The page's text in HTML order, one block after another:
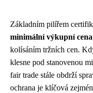
Základním pilířem
minimální výkupní cena
kolísáním tržních cen.
klesne pod stanovenou
fair trade stále obdrží
ochrana je klíčová